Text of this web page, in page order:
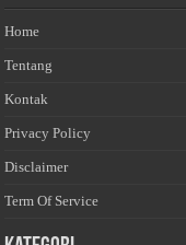
Home
Tentang
Kontak
Privacy Policy
Disclaimer
Term Of Service